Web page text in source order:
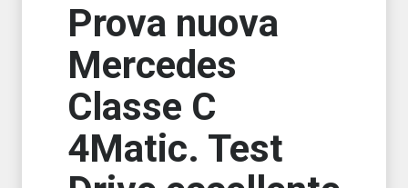
Prova nuova
Mercedes
Classe C
4Matic. Test